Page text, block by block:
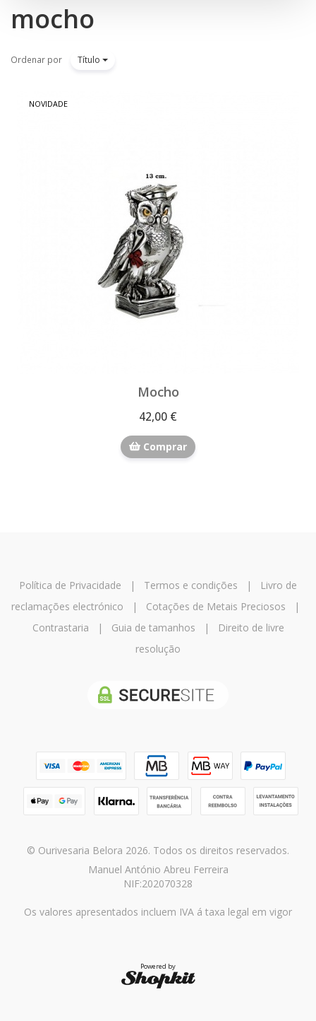
mocho
Ordenar por Título
NOVIDADE
Mocho
42,00 €
Comprar
Política de Privacidade | Termos e condições |
Livro de
reclamações electrónico | Cotações de Metais Preciosos |
Contrastaria | Guia de tamanhos |
Direito de livre
resolução
© Ourivesaria Belora 2026. Todos os direitos reservados.
Manuel António Abreu Ferreira
NIF:202070328
Os valores apresentados incluem IVA á taxa legal em vigor
Powered by